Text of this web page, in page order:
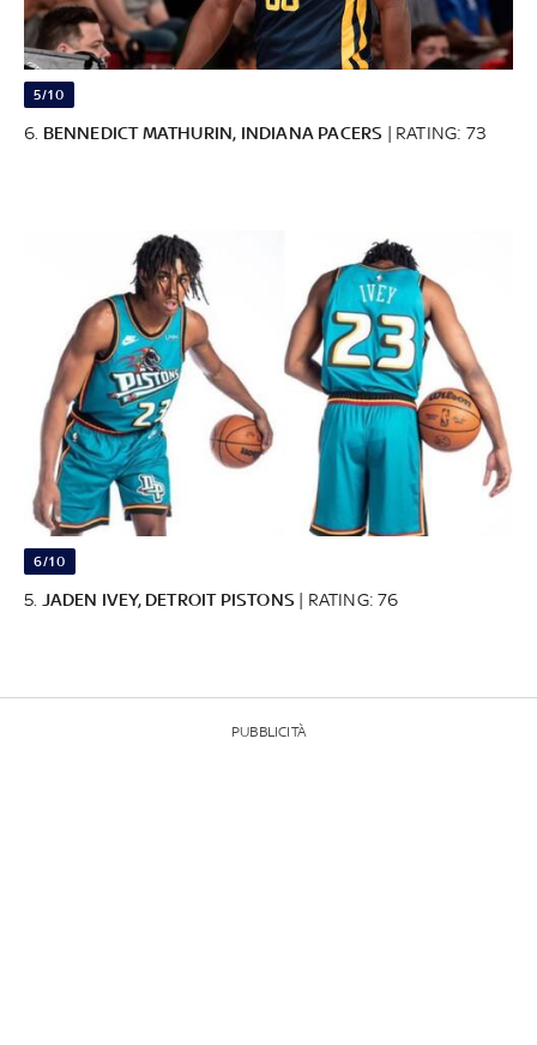
5/10
6. BENNEDICT MATHURIN, INDIANA PACERS | RATING: 73
6/10
5. JADEN IVEY, DETROIT PISTONS | RATING: 76
PUBBLICITÀ